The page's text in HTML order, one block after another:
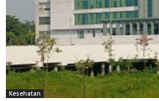
Kesehatan